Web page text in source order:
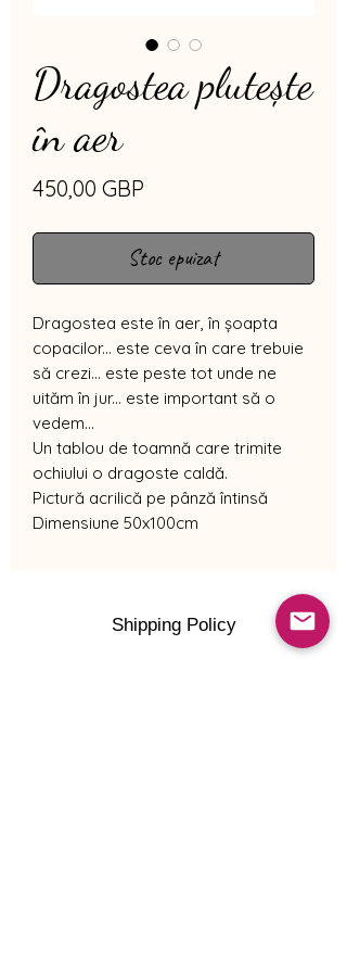
Dragostea plutește
în aer
450,00 GBP
Stoc epuizat
Dragostea este în aer, în șoapta
copacilor... este ceva în care trebuie
să crezi... este peste tot unde ne
uităm în jur... este important să o
vedem...
Un tablou de toamnă care trimite
ochiului o dragoste caldă.
Pictură acrilică pe pânză întinsă
Dimensiune 50x100cm
Shipping Policy